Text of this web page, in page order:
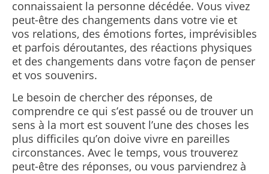
connaissaient la personne décédée. Vous vivez
peut-être des changements dans votre vie et
vos relations, des émotions fortes, imprévisibles
et parfois déroutantes, des réactions physiques
et des changements dans votre façon de penser
et vos souvenirs.
Le besoin de chercher des réponses, de
comprendre ce qui s’est passé ou de trouver un
sens à la mort est souvent l’une des choses les
plus difficiles qu’on doive vivre en pareilles
circonstances. Avec le temps, vous trouverez
peut-être des réponses, ou vous parviendrez à